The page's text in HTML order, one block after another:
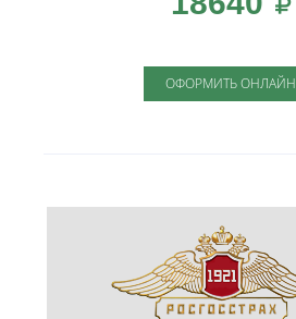
ОФОРМИТЬ ОНЛАЙН